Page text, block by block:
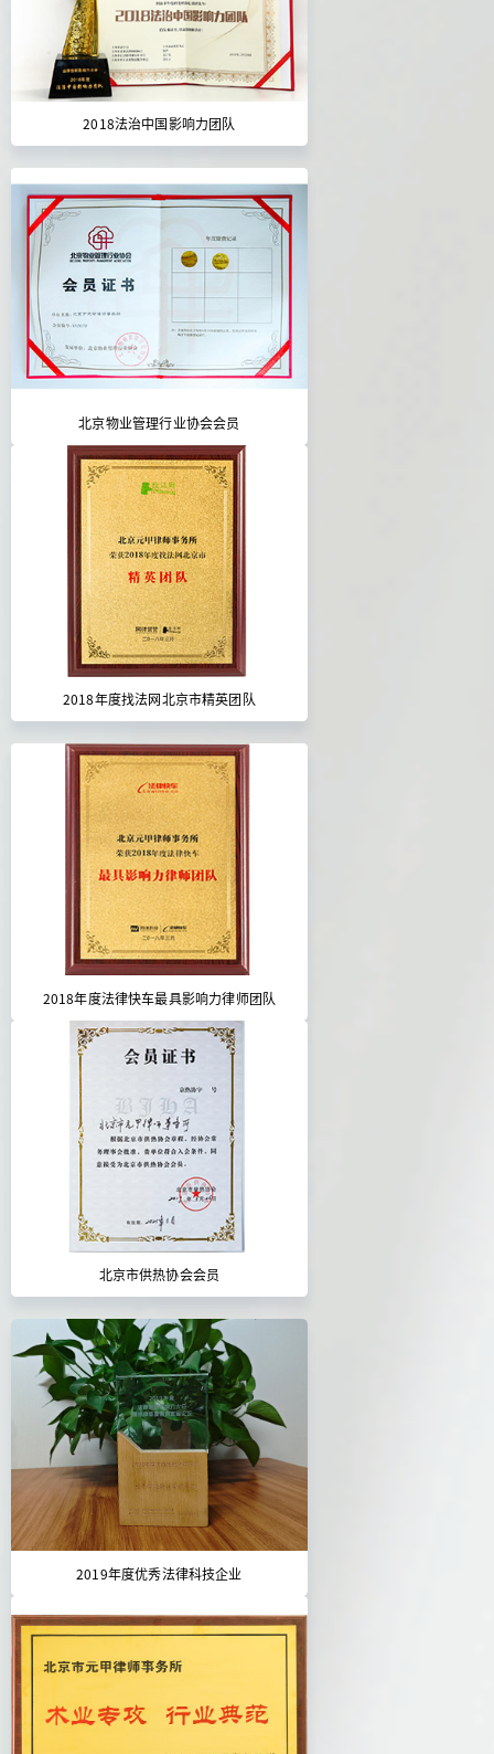
2018法治中国影响力团队
北京物业管理行业协会会员
2018年度找法网北京市精英团队
2018年度法律快车最具影响力律师团队
北京市供热协会会员
2019年度优秀法律科技企业